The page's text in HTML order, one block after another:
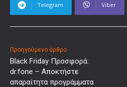
Telegram Viber
Προηγούμενο άρθρο
Black Friday Προσφορά:
dr.fone – Αποκτήστε
απαραίτητα προγράμματα